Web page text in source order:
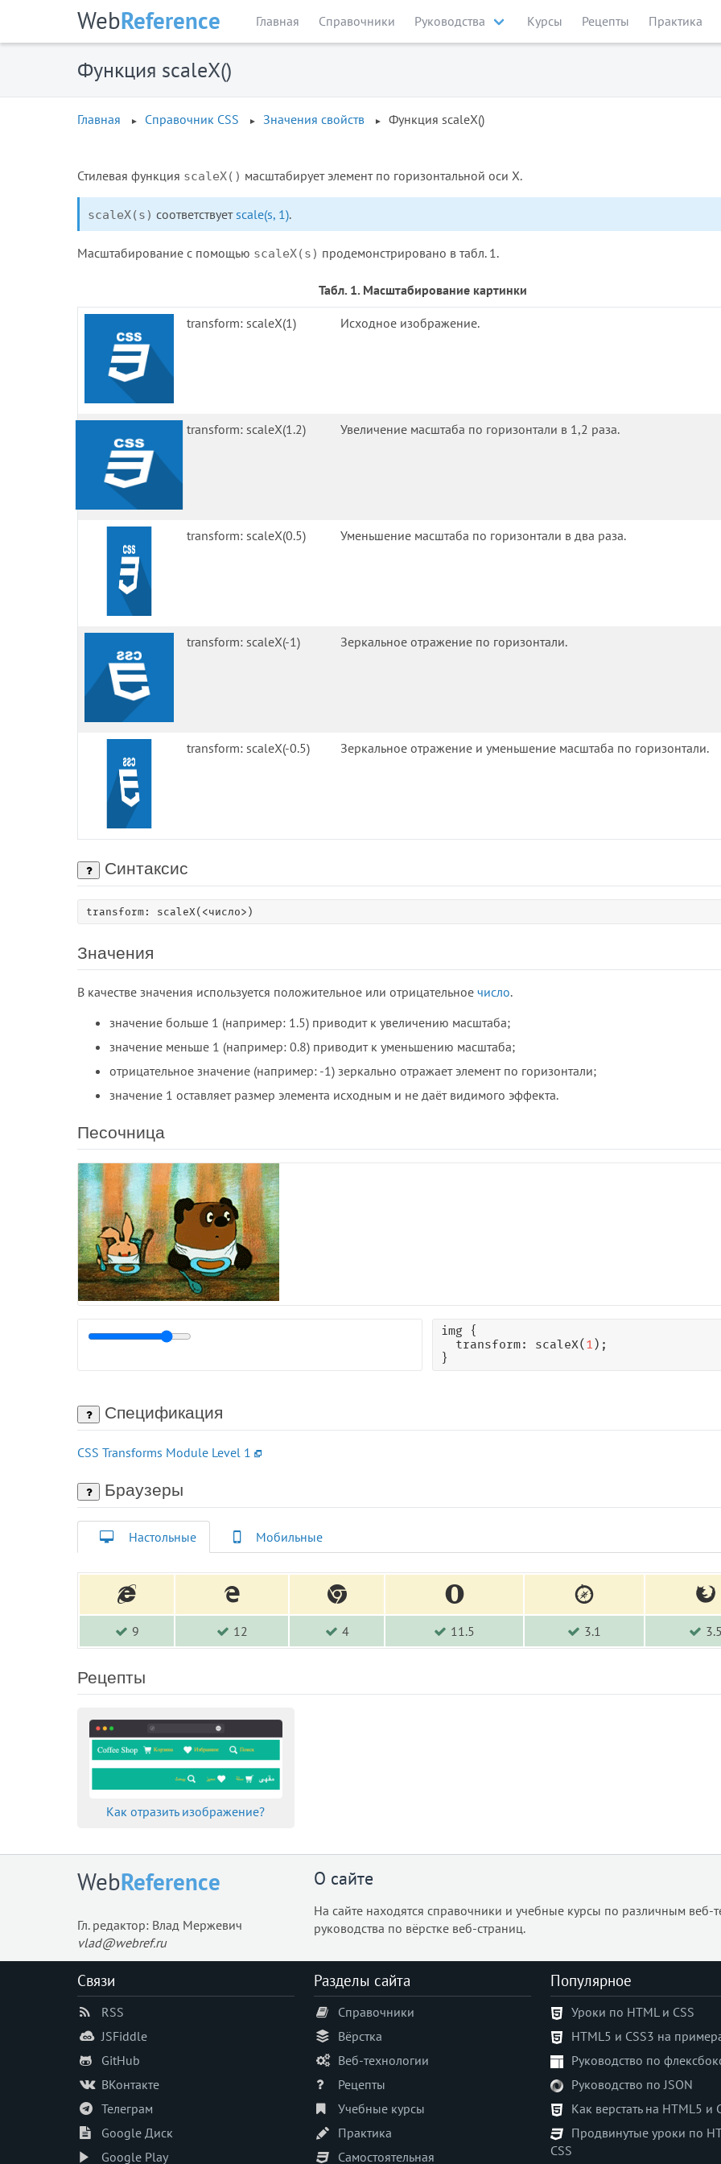
WebReference Главная Справочники Руководства Курсы Рецепты Практика
Функция scaleX()
Главная Справочник CSS Значения свойств Функция scaleX()
Стилевая функция scaleX() масштабирует элемент по горизонтальной оси X.
scaleX(s) соответствует scale(s, 1).
Масштабирование с помощью scaleX(s) продемонстрировано в табл. 1.
Табл. 1. Масштабирование картинки
transform: scaleX(1) Исходное изображение.
transform: scaleX(1.2) Увеличение масштаба по горизонтали в 1,2 раза.
transform: scaleX(0.5) Уменьшение масштаба по горизонтали в два раза.
transform: scaleX(-1) Зеркальное отражение по горизонтали.
transform: scaleX(-0.5) Зеркальное отражение и уменьшение масштаба по горизонтали.
Синтаксис
transform: scaleX(<число>)
Значения
В качестве значения используется положительное или отрицательное число.
значение больше 1 (например: 1.5) приводит к увеличению масштаба;
значение меньше 1 (например: 0.8) приводит к уменьшению масштаба;
отрицательное значение (например: -1) зеркально отражает элемент по горизонтали;
значение 1 оставляет размер элемента исходным и не даёт видимого эффекта.
Песочница
img {
  transform: scaleX(
1 );
}
Спецификация
CSS Transforms Module Level 1
Браузеры
Настольные Мобильные
9 12 4 11.5 3.1 3.5
Рецепты
Как отразить изображение?
WebReference
Гл. редактор: Влад Мержевич
vlad@webref.ru
О сайте
На сайте находятся справочники и учебные курсы по различным веб-
руководства по вёрстке веб-страниц.
Связи
RSS
JSFiddle
GitHub
ВКонтакте
Телеграм
Google Диск
Google Play
Разделы сайта
Справочники
Вёрстка
Веб-технологии
Рецепты
Учебные курсы
Практика
Самостоятельная
Популярное
Уроки по HTML и CSS
HTML5 и CSS3 на
Руководство по
Руководство по JSON
Как верстать на HTML5 и
Продвинутые уроки по
CSS